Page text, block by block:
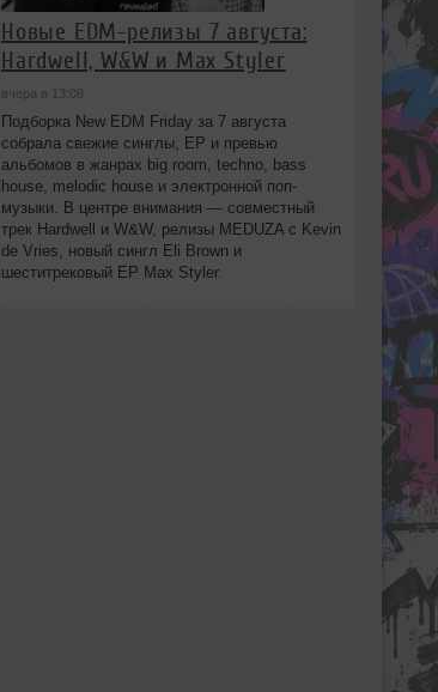
Новые EDM-релизы 7 августа:
Hardwell, W&W и Max Styler
вчера в 13:08
Подборка New EDM Friday за 7 августа
собрала свежие синглы, EP и превью
альбомов в жанрах big room, techno, bass
house, melodic house и электронной поп-
музыки. В центре внимания — совместный
трек Hardwell и W&W, релизы MEDUZA с Kevin
de Vries, новый сингл Eli Brown и
шеститрековый EP Max Styler.